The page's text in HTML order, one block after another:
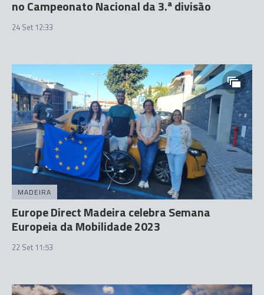
no Campeonato Nacional da 3.ª divisão
24 Set 12:33
MADEIRA
Europe Direct Madeira celebra Semana
Europeia da Mobilidade 2023
22 Set 11:53